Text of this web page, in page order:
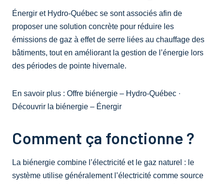
Énergir et Hydro-Québec se sont associés afin de
proposer une solution concrète pour réduire les
émissions de gaz à effet de serre liées au chauffage des
bâtiments, tout en améliorant la gestion de l’énergie lors
des périodes de pointe hivernale.
En savoir plus : Offre biénergie – Hydro-Québec ·
Découvrir la biénergie – Énergir
Comment ça fonctionne ?
La biénergie combine l’électricité et le gaz naturel : le
système utilise généralement l’électricité comme source